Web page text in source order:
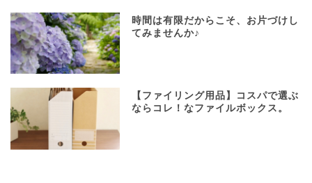
時間は有限だからこそ、お片づけし
てみませんか♪
【ファイリング用品】コスパで選ぶ
ならコレ！なファイルボックス。